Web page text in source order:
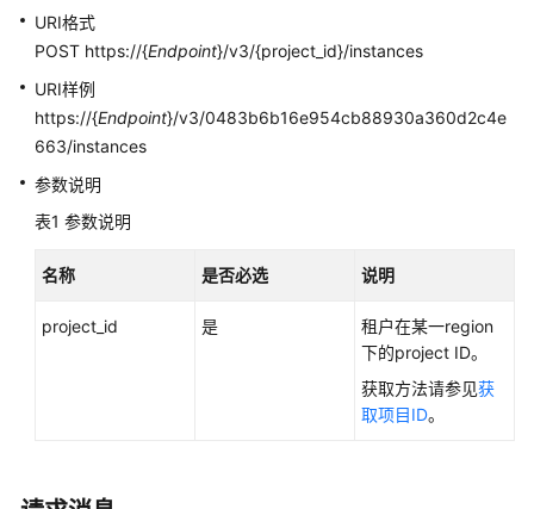
户
指
南
佳
实
能
URI格式
POST https://{Endpoint}/v3/{project_id}/instances
URI样例
https://{Endpoint}/v3/0483b6b16e954cb88930a360d2c4e
663/instances
参数说明
表1 参数说明
名称 是否必选 说明
project_id 是
租户在某一region
下的project ID。
获取方法请参见获
取项目ID。